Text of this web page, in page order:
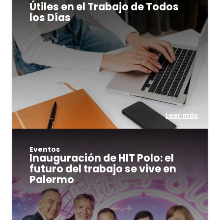
Útiles en el Trabajo de Todos
los Días
Leer más
Eventos
Inauguración de HIT Polo: el
futuro del trabajo se vive en
Palermo